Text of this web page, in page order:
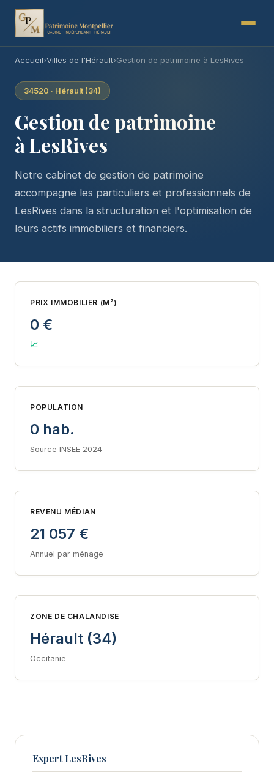
Accueil›Villes de l'Hérault›Gestion de patrimoine à LesRives
34520 · Hérault (34)
Gestion de patrimoine
à LesRives
Notre cabinet de gestion de patrimoine
accompagne les particuliers et professionnels de
LesRives dans la structuration et l'optimisation de
leurs actifs immobiliers et financiers.
PRIX IMMOBILIER (M²)
0 €
📈
POPULATION
0 hab.
Source INSEE 2024
REVENU MÉDIAN
21 057 €
Annuel par ménage
ZONE DE CHALANDISE
Hérault (34)
Occitanie
Expert LesRives